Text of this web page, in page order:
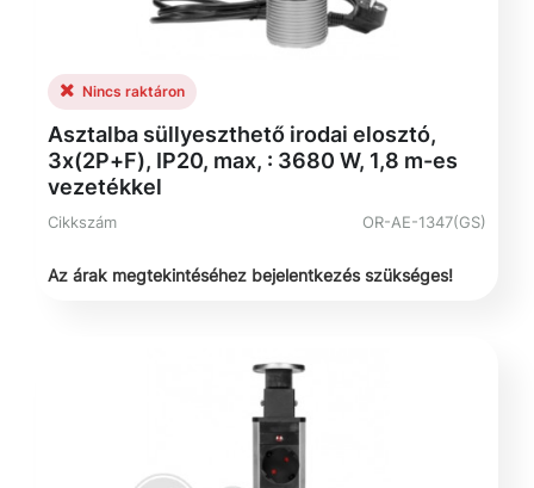
Nincs raktáron
Asztalba süllyeszthető irodai elosztó,
3x(2P+F), IP20, max, : 3680 W, 1,8 m-es
vezetékkel
Cikkszám OR-AE-1347(GS)
Az árak megtekintéséhez bejelentkezés szükséges!